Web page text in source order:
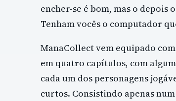
encher-se é bom, mas o depois
Tenham vocês o computador
ManaCollect vem equipado
em quatro capítulos, com
cada um dos personagens
curtos. Consistindo apenas